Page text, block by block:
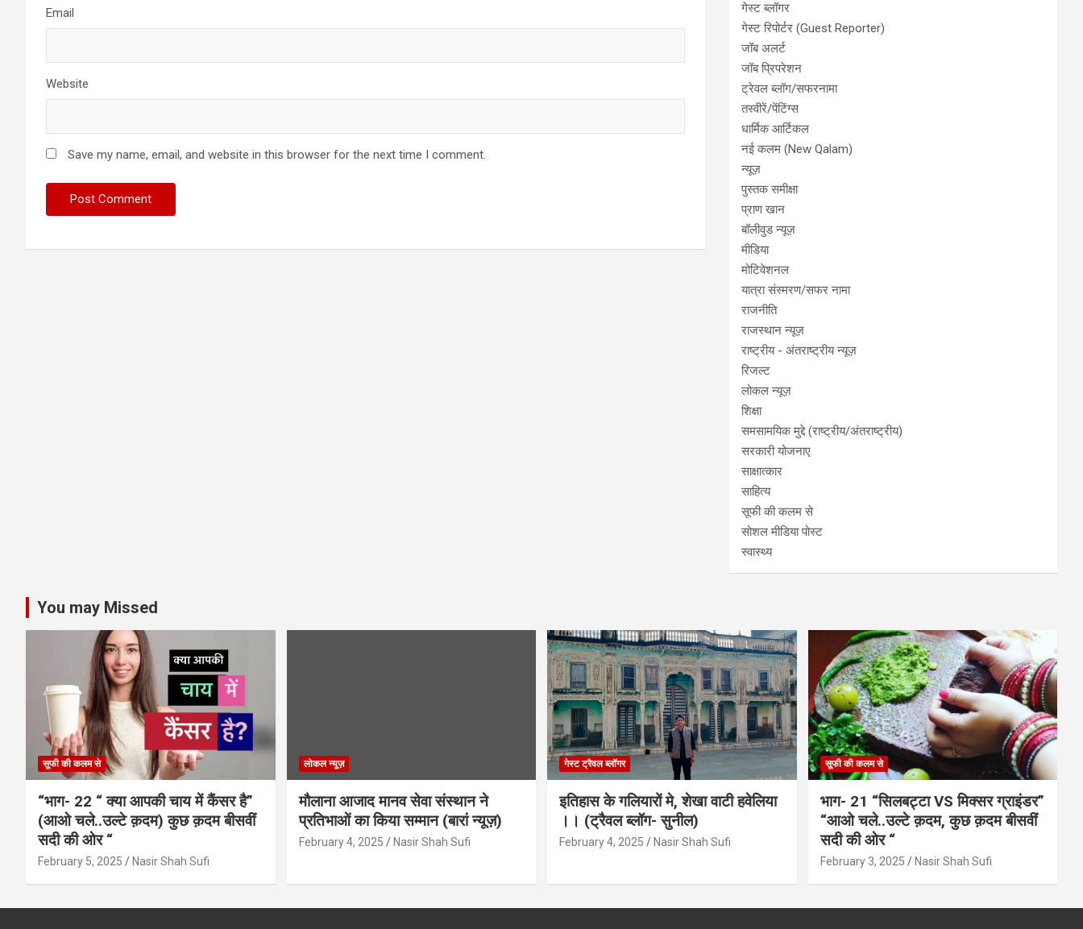
Email
Website
Save my name, email, and website in this browser for the next time I comment.
गेस्ट ब्लॉगर
गेस्ट रिपोर्टर (Guest Reporter)
जॉब अलर्ट
जॉब प्रिपरेशन
ट्रेवल ब्लॉग/सफरनामा
तस्वीरें/पेंटिंग्स
धार्मिक आर्टिकल
नई कलम (New Qalam)
न्यूज़
पुस्तक समीक्षा
प्राण खान
बॉलीवुड न्यूज़
मीडिया
मोटिवेशनल
यात्रा संस्मरण/सफर नामा
राजनीति
राजस्थान न्यूज़
राष्ट्रीय - अंतराष्ट्रीय न्यूज़
रिजल्ट
लोकल न्यूज़
शिक्षा
समसामयिक मुद्दे (राष्ट्रीय/अंतराष्ट्रीय)
सरकारी योजनाए
साक्षात्कार
साहित्य
सूफी की कलम से
सोशल मीडिया पोस्ट
स्वास्थ्य
You may Missed
सूफी की कलम से
“भाग- 22 “ क्या आपकी चाय में कैंसर है”
(आओ चले..उल्टे क़दम) कुछ क़दम बीसवीं
सदी की ओर “
February 5, 2025 Nasir Shah Sufi
लोकल न्यूज़
मौलाना आजाद मानव सेवा संस्थान ने
प्रतिभाओं का किया सम्मान (बारां न्यूज़)
February 4, 2025 Nasir Shah Sufi
गेस्ट ट्रैवल ब्लॉगर
इतिहास के गलियारों मे, शेखा वाटी हवेलिया
।। (ट्रैवल ब्लॉग- सुनील)
February 4, 2025 Nasir Shah Sufi
सूफी की कलम से
भाग- 21 “सिलबट्टा VS मिक्सर ग्राइंडर”
“आओ चले..उल्टे क़दम, कुछ क़दम बीसवीं
सदी की ओर “
February 3, 2025 Nasir Shah Sufi